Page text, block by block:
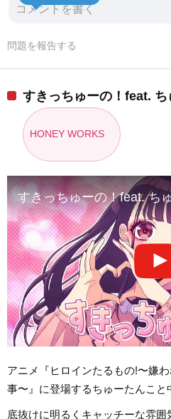
問題を報告する
すきっちゅーの！feat. ち
HONEY WORKS
すきっちゅーの！feat. ち
アニメ『ヒロインたるもの!〜嫌
事〜』に登場するちゅーたんこと
底抜けに明るくキャッチーな雰